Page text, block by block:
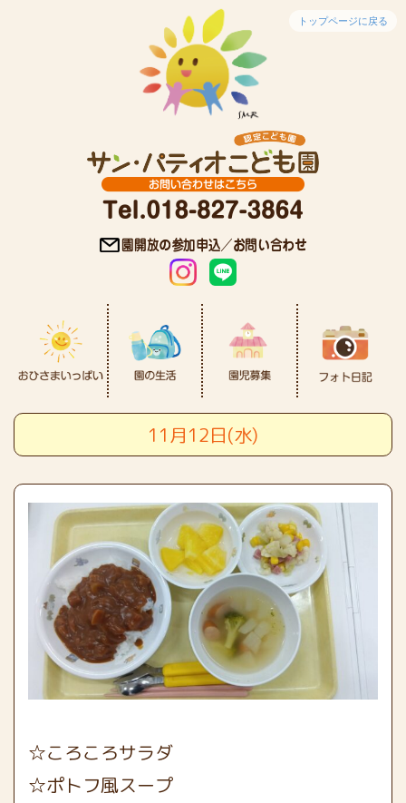
トップページに戻る
11月12日(水)
☆ころころサラダ
☆ポトフ風スープ